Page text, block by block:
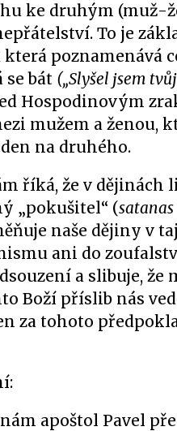
ke druhým (muž-
To je
která poznamenává
se bát („Slyšel jsem
Hospodinovým
mužem a ženou,
na druhého.
říká, že v dějinách
„pokušitel“ (satanas
naše dějiny v
ani do
a slibuje, že
Boží příslib nás
za tohoto
apoštol Pavel